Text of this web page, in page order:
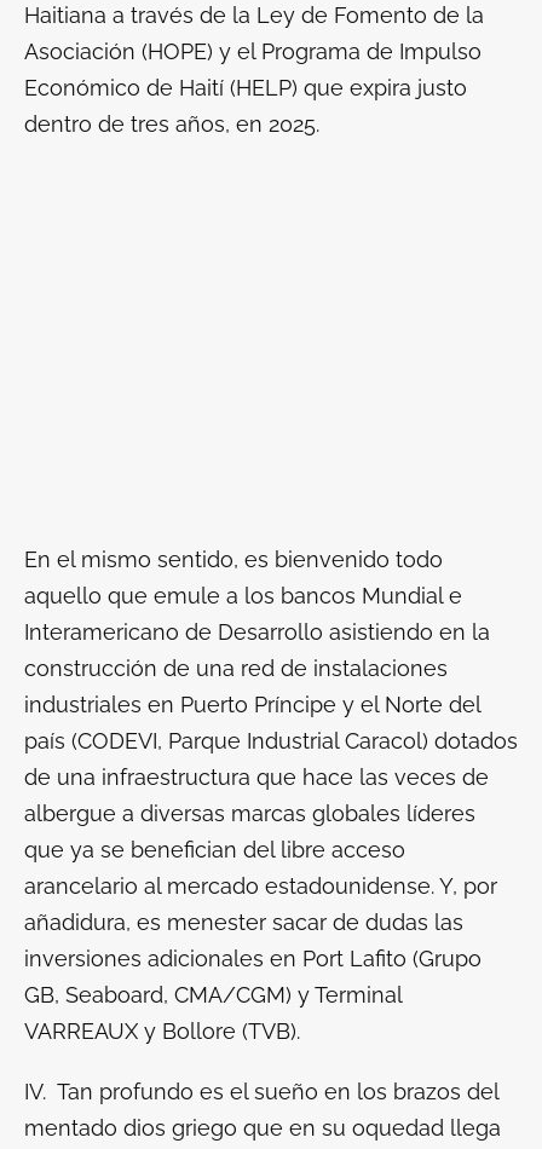
Haitiana a través de la Ley de Fomento de la
Asociación (HOPE) y el Programa de Impulso
Económico de Haití (HELP) que expira justo
dentro de tres años, en 2025.
En el mismo sentido, es bienvenido todo
aquello que emule a los bancos Mundial e
Interamericano de Desarrollo asistiendo en la
construcción de una red de instalaciones
industriales en Puerto Príncipe y el Norte del
país (CODEVI, Parque Industrial Caracol) dotados
de una infraestructura que hace las veces de
albergue a diversas marcas globales líderes
que ya se benefician del libre acceso
arancelario al mercado estadounidense. Y, por
añadidura, es menester sacar de dudas las
inversiones adicionales en Port Lafito (Grupo
GB, Seaboard, CMA/CGM) y Terminal
VARREAUX y Bollore (TVB).
IV. Tan profundo es el sueño en los brazos del
mentado dios griego que en su oquedad llega